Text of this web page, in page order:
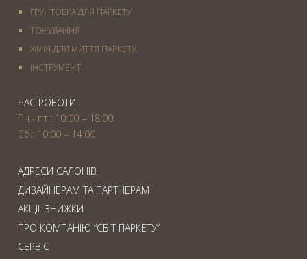
ГРУНТОВКА ДЛЯ ПАРКЕТУ
ТОНУВАННЯ
ХІМІЯ ДЛЯ МИТТЯ ПАРКЕТУ
IНСТРУМЕНТ
ЧАС РОБОТИ:
Пн.- пт.: 10:00 – 18:00
Сб.: 10:00 – 14:00
АДРЕСИ САЛОНІВ
ДИЗАЙНЕРАМ ТА ПАРТНЕРАМ
АКЦІЇ. ЗНИЖКИ
ПРО КОМПАНІЮ “СВІТ ПАРКЕТУ”
СЕРВІС